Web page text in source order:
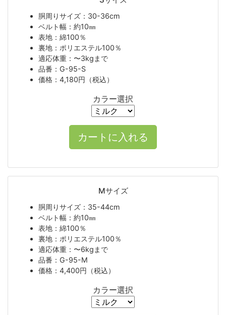
胴周りサイズ：30-36cm
ベルト幅：約10㎜
表地：綿100％
裏地：ポリエステル100％
適応体重：〜3kgまで
品番：G-95-S
価格：4,180円（税込）
カラー選択
Mサイズ
胴周りサイズ：35-44cm
ベルト幅：約10㎜
表地：綿100％
裏地：ポリエステル100％
適応体重：〜6kgまで
品番：G-95-M
価格：4,400円（税込）
カラー選択